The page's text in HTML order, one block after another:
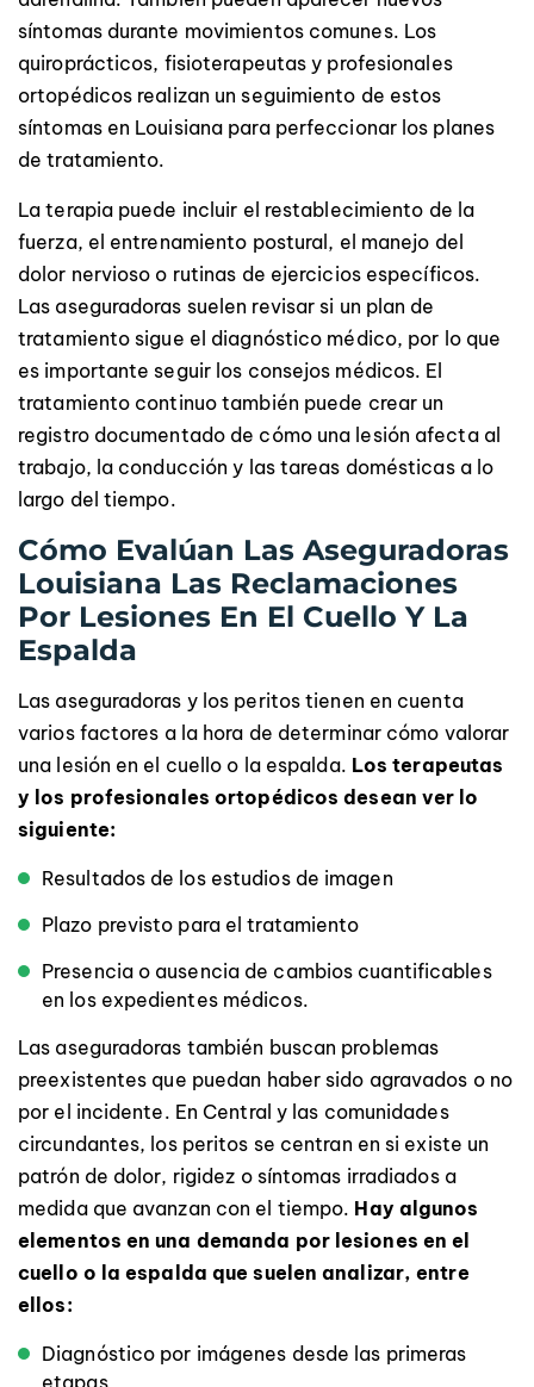
síntomas durante movimientos comunes. Los
quiroprácticos, fisioterapeutas y profesionales
ortopédicos realizan un seguimiento de estos
síntomas en Louisiana para perfeccionar los planes
de tratamiento.
La terapia puede incluir el restablecimiento de la
fuerza, el entrenamiento postural, el manejo del
dolor nervioso o rutinas de ejercicios específicos.
Las aseguradoras suelen revisar si un plan de
tratamiento sigue el diagnóstico médico, por lo que
es importante seguir los consejos médicos. El
tratamiento continuo también puede crear un
registro documentado de cómo una lesión afecta al
trabajo, la conducción y las tareas domésticas a lo
largo del tiempo.
Cómo Evalúan Las Aseguradoras
Louisiana Las Reclamaciones
Por Lesiones En El Cuello Y La
Espalda
Las aseguradoras y los peritos tienen en cuenta
varios factores a la hora de determinar cómo valorar
una lesión en el cuello o la espalda. Los terapeutas
y los profesionales ortopédicos desean ver lo
siguiente:
Resultados de los estudios de imagen
Plazo previsto para el tratamiento
Presencia o ausencia de cambios cuantificables
en los expedientes médicos.
Las aseguradoras también buscan problemas
preexistentes que puedan haber sido agravados o no
por el incidente. En Central y las comunidades
circundantes, los peritos se centran en si existe un
patrón de dolor, rigidez o síntomas irradiados a
medida que avanzan con el tiempo. Hay algunos
elementos en una demanda por lesiones en el
cuello o la espalda que suelen analizar, entre
ellos:
Diagnóstico por imágenes desde las primeras
etapas